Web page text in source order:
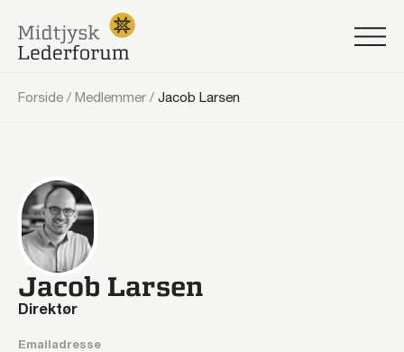
Forside / Medlemmer / Jacob Larsen
Jacob Larsen
Direktør
Emailadresse